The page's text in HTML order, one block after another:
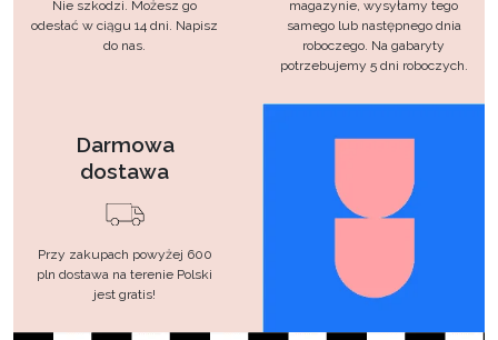
Nie szkodzi. Możesz go
odesłać w ciągu 14 dni. Napisz
do nas.
magazynie, wysyłamy tego
samego lub następnego dnia
roboczego. Na gabaryty
potrzebujemy 5 dni roboczych.
Darmowa
dostawa
Przy zakupach powyżej 600
pln dostawa na terenie Polski
jest gratis!